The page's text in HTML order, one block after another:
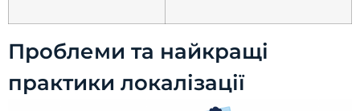
Проблеми та найкращі
практики локалізації